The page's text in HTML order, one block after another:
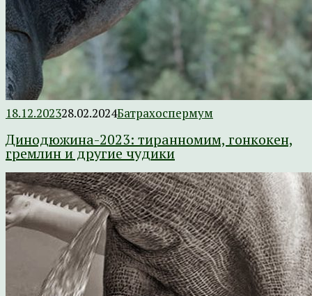
18.12.202328.02.2024Батрахоспермум
Динодюжина-2023: тиранномим, гонкокен,
гремлин и другие чудики